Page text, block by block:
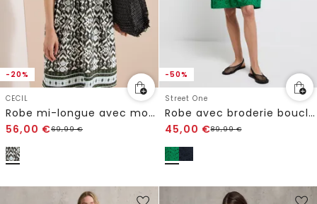
-20%
CECIL
Robe mi-longue avec motif graphique
56,00 €69,99€
-50%
Street One
Robe avec broderie bouclée
45,00 €89,99€